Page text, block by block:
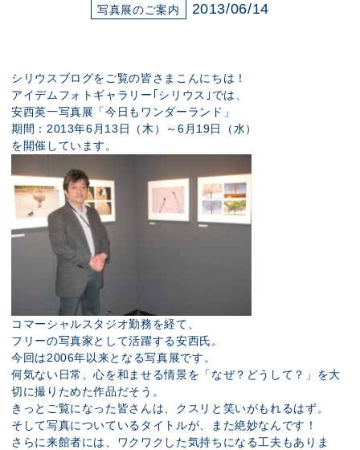
写真展のご案内 2013/06/14
シリウスブログをご覧の皆さまこんにちは！
アイデムフォトギャラリー｢シリウス｣では、
安西英一写真展「今日もワンダーランド」
期間：2013年6月13日（木）～6月19日（水）
を開催しています。
コマーシャルスタジオ勤務を経て、
フリーの写真家として活躍する安西氏。
今回は2006年以来となる写真展です。
何気ない日常、心を和ませる情景を「なぜ？どうして？」を大
切に撮りためた作品だそう。
きっとご覧になった皆さんは、クスリと笑いがもれるはず。
そして写真についているタイトルが、また絶妙なんです！
さらに来館者には、ワクワクした気持ちになる工夫もありま